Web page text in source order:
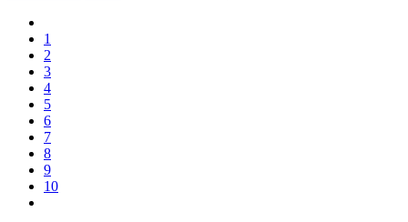
1
2
3
4
5
6
7
8
9
10